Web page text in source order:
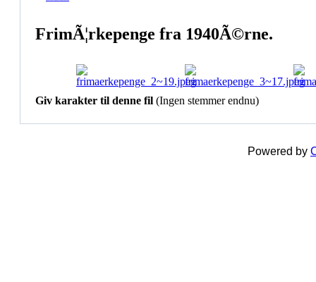
FrimÃ¦rkepenge fra 1940Ã©rne.
Giv karakter til denne fil (Ingen stemmer endnu)
Powered by